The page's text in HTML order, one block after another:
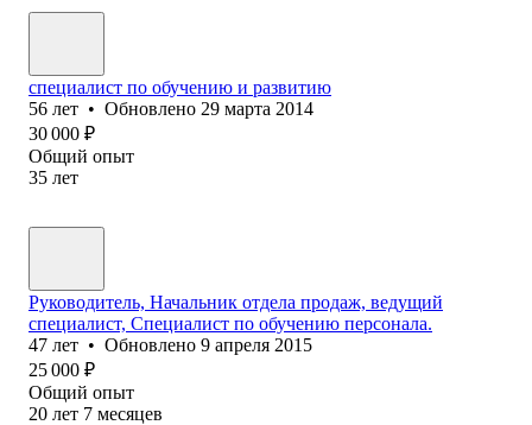
специалист по обучению и развитию
56 лет • Обновлено 29 марта 2014
30 000 ₽
Общий опыт
35 лет
Руководитель, Начальник отдела продаж, ведущий
специалист, Специалист по обучению персонала.
47 лет • Обновлено 9 апреля 2015
25 000 ₽
Общий опыт
20 лет 7 месяцев